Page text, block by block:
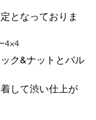
4×4
となっておりま
ク&ナットとバル
して渋い仕上が